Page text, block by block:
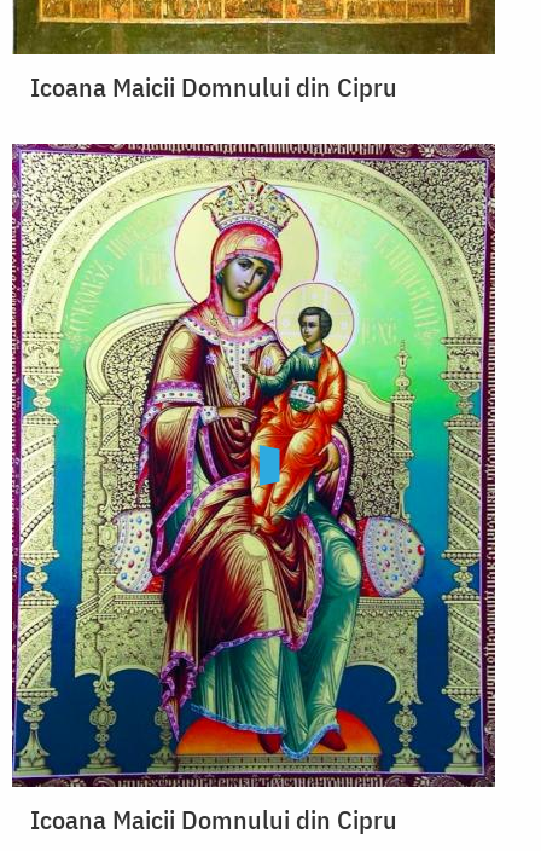
Icoana Maicii Domnului din Cipru
Icoana Maicii Domnului din Cipru